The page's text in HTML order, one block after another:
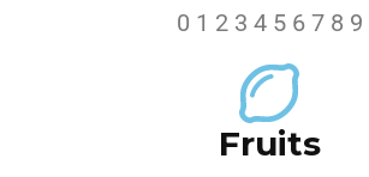
0 1 2 3 4 5 6 7 8 9
Fruits